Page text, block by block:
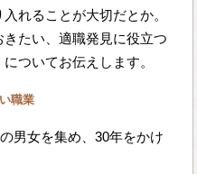
れることが大切だとか。
たい、適職発見に役立つ
ついてお伝えします。
職業
男女を集め、30年をかけ